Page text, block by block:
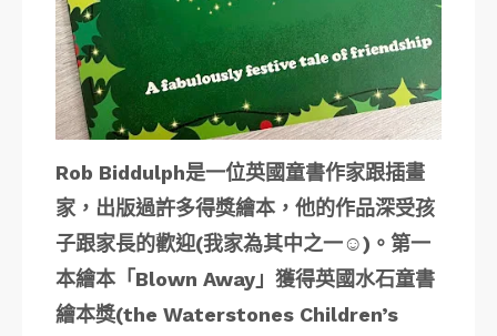
Rob Biddulph是一位英國童書作家跟插畫
家，出版過許多得獎繪本，他的作品深受孩
子跟家長的歡迎(我家為其中之一☺️)。第一
本繪本「Blown Away」獲得英國水石童書
繪本獎(the Waterstones Children’s